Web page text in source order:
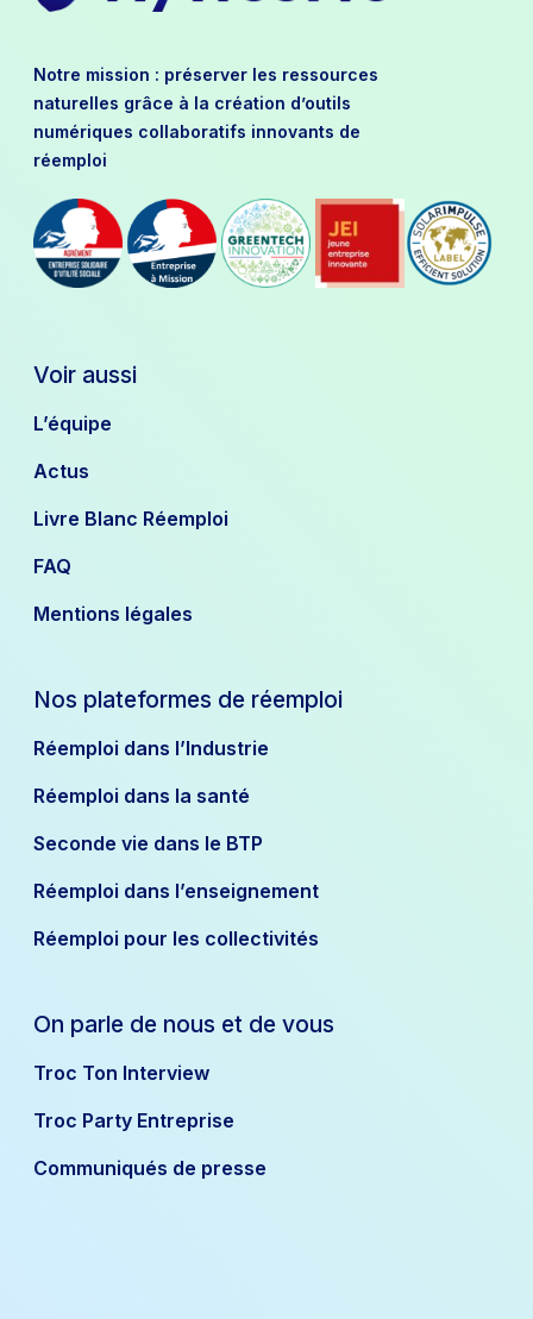
Notre mission : préserver les ressources
naturelles grâce à la création d’outils
numériques collaboratifs innovants de
réemploi
Voir aussi
L’équipe
Actus
Livre Blanc Réemploi
FAQ
Mentions légales
Nos plateformes de réemploi
Réemploi dans l’Industrie
Réemploi dans la santé
Seconde vie dans le BTP
Réemploi dans l’enseignement
Réemploi pour les collectivités
On parle de nous et de vous
Troc Ton Interview
Troc Party Entreprise
Communiqués de presse